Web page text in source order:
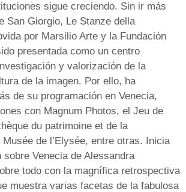
sigue creciendo. Sin ir más
San Giorgio, Le Stanze della
por Marsilio Arte y la Fundación
presentada como un centro
y valorización de la
de la imagen. Por ello, ha
de su programación en Venecia,
con Magnum Photos, el Jeu de
du patrimoine et de la
de l’Elysée, entre otras. Inicia
Venecia de Alessandra
todo con la magnífica retrospectiva
muestra varias facetas de la fabulosa